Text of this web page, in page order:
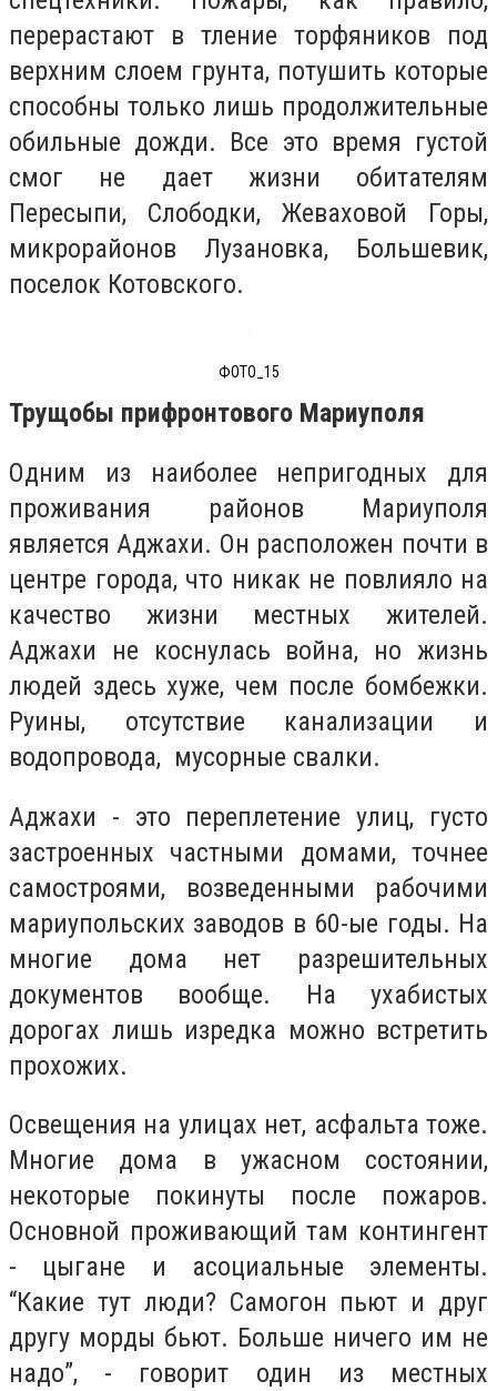
перерастают в тление торфяников под
верхним слоем грунта, потушить которые
способны только лишь продолжительные
обильные дожди. Все это время густой
смог не дает жизни обитателям
Пересыпи, Слободки, Жеваховой Горы,
микрорайонов Лузановка, Большевик,
поселок Котовского.
ФОТО_15
Трущобы прифронтового Мариуполя
Одним из наиболее непригодных для
проживания районов Мариуполя
является Аджахи. Он расположен почти в
центре города, что никак не повлияло на
качество жизни местных жителей.
Аджахи не коснулась война, но жизнь
людей здесь хуже, чем после бомбежки.
Руины, отсутствие канализации и
водопровода, мусорные свалки.
Аджахи - это переплетение улиц, густо
застроенных частными домами, точнее
самостроями, возведенными рабочими
мариупольских заводов в 60-ые годы. На
многие дома нет разрешительных
документов вообще. На ухабистых
дорогах лишь изредка можно встретить
прохожих.
Освещения на улицах нет, асфальта тоже.
Многие дома в ужасном состоянии,
некоторые покинуты после пожаров.
Основной проживающий там контингент
- цыгане и асоциальные элементы.
“Какие тут люди? Самогон пьют и друг
другу морды бьют. Больше ничего им не
надо”, - говорит один из местных